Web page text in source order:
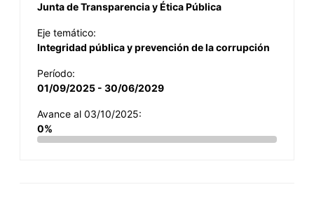
Junta de Transparencia y Ética Pública
Eje temático:
Integridad pública y prevención de la corrupción
Período:
01/09/2025 - 30/06/2029
Avance al 03/10/2025:
0%